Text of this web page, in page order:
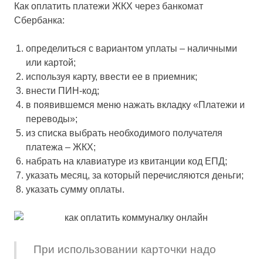
Как оплатить платежи ЖКХ через банкомат
Сбербанка:
определиться с вариантом уплаты – наличными
или картой;
используя карту, ввести ее в приемник;
внести ПИН-код;
в появившемся меню нажать вкладку «Платежи и
переводы»;
из списка выбрать необходимого получателя
платежа – ЖКХ;
набрать на клавиатуре из квитанции код ЕПД;
указать месяц, за который перечисляются деньги;
указать сумму оплаты.
При использовании карточки надо